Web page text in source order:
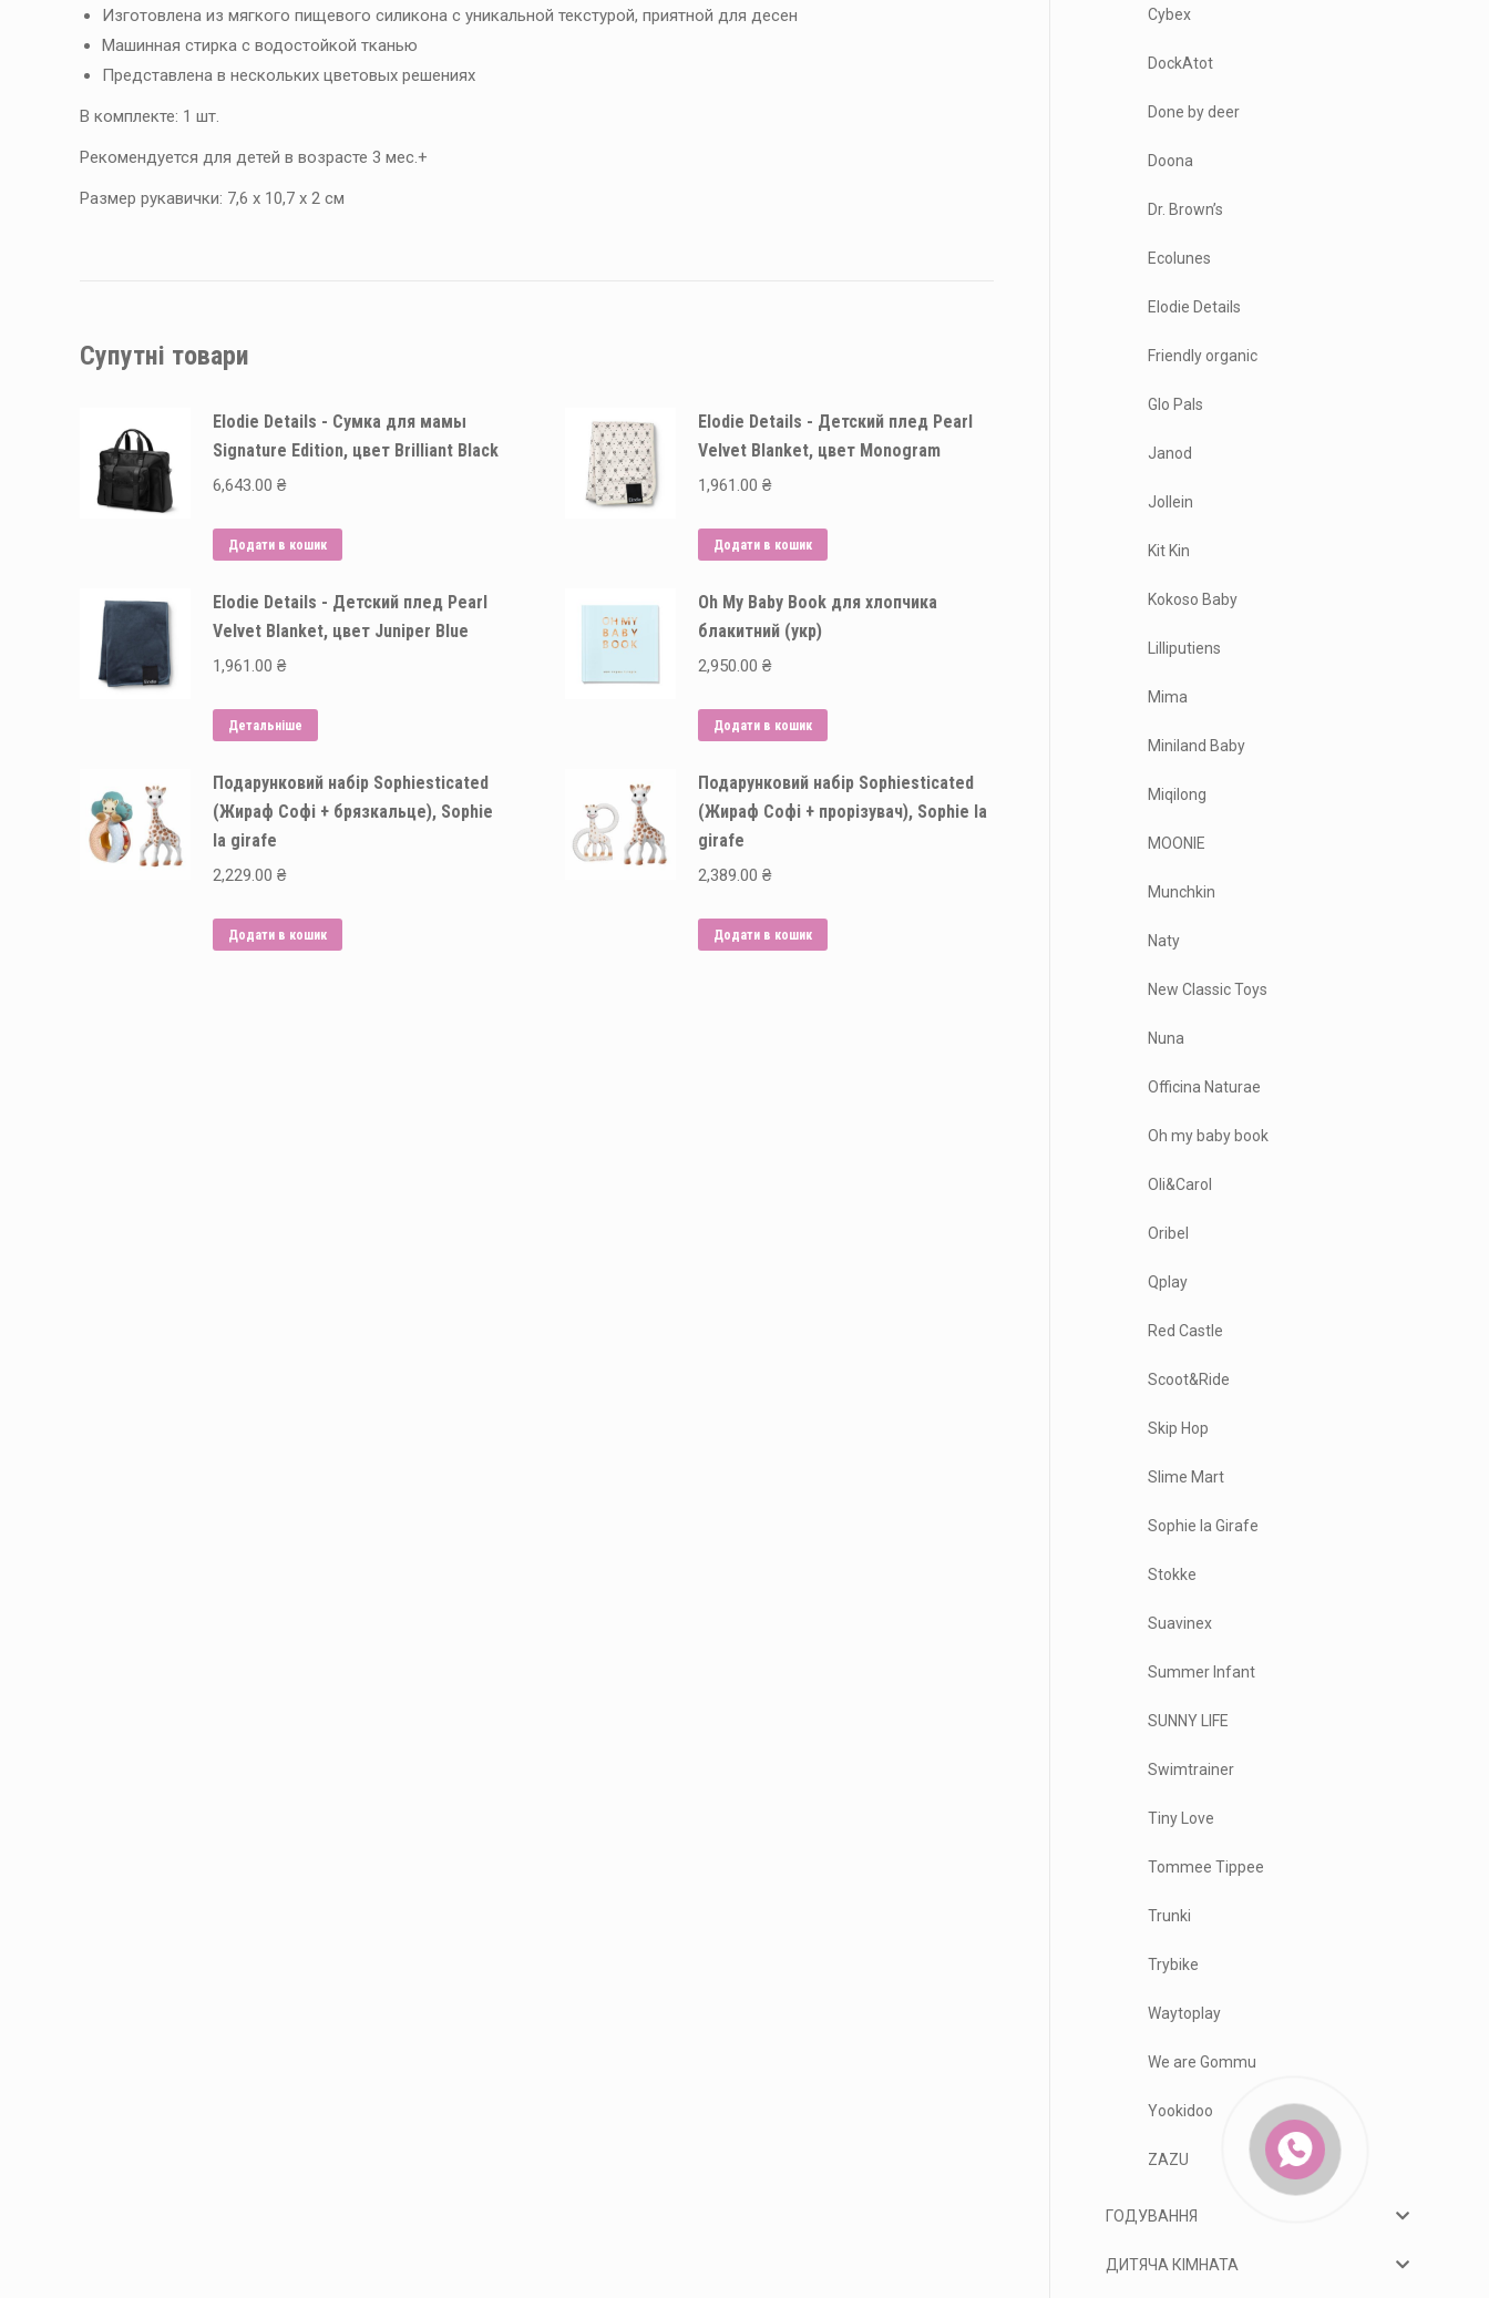
Изготовлена из мягкого пищевого силикона с уникальной текстурой, приятной для десен
Машинная стирка с водостойкой тканью
Представлена в нескольких цветовых решениях
В комплекте: 1 шт.
Рекомендуется для детей в возрасте 3 мес.+
Размер рукавички: 7,6 x 10,7 x 2 см
Супутні товари
Elodie Details - Сумка для мамы
Signature Edition, цвет Brilliant Black
6,643.00 ₴
Додати в кошик
Elodie Details - Детский плед Pearl
Velvet Blanket, цвет Monogram
1,961.00 ₴
Додати в кошик
Elodie Details - Детский плед Pearl
Velvet Blanket, цвет Juniper Blue
1,961.00 ₴
Детальніше
Oh My Baby Book для хлопчика
блакитний (укр)
2,950.00 ₴
Додати в кошик
Подарунковий набір Sophiesticated
(Жираф Софі + брязкальце), Sophie
la girafe
2,229.00 ₴
Додати в кошик
Подарунковий набір Sophiesticated
(Жираф Софі + прорізувач), Sophie la
girafe
2,389.00 ₴
Додати в кошик
Cybex
DockAtot
Done by deer
Doona
Dr. Brown’s
Ecolunes
Elodie Details
Friendly organic
Glo Pals
Janod
Jollein
Kit Kin
Kokoso Baby
Lilliputiens
Mima
Miniland Baby
Miqilong
MOONIE
Munchkin
Naty
New Classic Toys
Nuna
Officina Naturae
Oh my baby book
Oli&Carol
Oribel
Qplay
Red Castle
Scoot&Ride
Skip Hop
Slime Mart
Sophie la Girafe
Stokke
Suavinex
Summer Infant
SUNNY LIFE
Swimtrainer
Tiny Love
Tommee Tippee
Trunki
Trybike
Waytoplay
We are Gommu
Yookidoo
ZAZU
ГОДУВАННЯ
ДИТЯЧА КІМНАТА